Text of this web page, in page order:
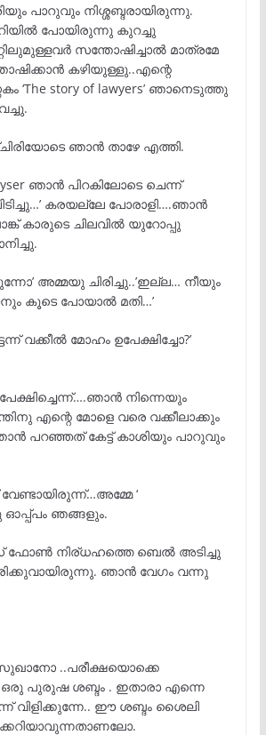
പാറുവും നിശ്ശബ്ദരായിരുന്നു.
പോയിരുന്നു കുറച്ചു
സന്തോഷിച്ചാൽ മാത്രമേ
കഴിയുള്ളു..എന്റെ
‘The story of lawyers’ ഞാനെടുത്തു
ഞാൻ താഴേ എത്തി.
ഞാൻ പിറകിലോടെ ചെന്ന്
കരയല്ലേ പോരാളി….ഞാൻ
കാരുടെ ചിലവിൽ യുറോപ്പു
അമ്മയു ചിരിച്ചു..’ഇല്ല… നീയും
കൂടെ പോയാൽ മതി…’
വക്കീൽ മോഹം ഉപേക്ഷിച്ചോ?’
നിന്നെയും
എന്റെ മോളെ വരെ വക്കീലാക്കും
പറഞ്ഞത് കേട്ട് കാശിയും പാറുവും
‘
ഓപ്പ്പം ഞങ്ങളും.
ഫോൺ നിര്ധഹത്തെ ബെൽ അടിച്ചു
ഞാൻ വേഗം വന്നു
..പരീക്ഷയൊക്കെ
ഒരു പുരുഷ ശബ്ദം . ഇതാരാ എന്നെ
വിളിക്കുന്നേ.. ഈ ശബ്ദം ശൈലി